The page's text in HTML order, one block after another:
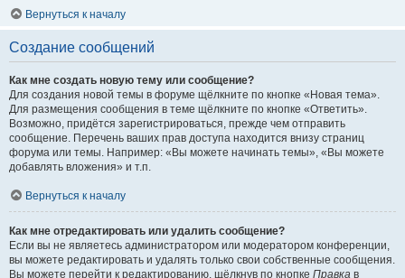
Вернуться к началу
Создание сообщений
Как мне создать новую тему или сообщение?
Для создания новой темы в форуме щёлкните по кнопке «Новая тема».
Для размещения сообщения в теме щёлкните по кнопке «Ответить».
Возможно, придётся зарегистрироваться, прежде чем отправить
сообщение. Перечень ваших прав доступа находится внизу страниц
форума или темы. Например: «Вы можете начинать темы», «Вы можете
добавлять вложения» и т.п.
Вернуться к началу
Как мне отредактировать или удалить сообщение?
Если вы не являетесь администратором или модератором конференции,
вы можете редактировать и удалять только свои собственные сообщения.
Вы можете перейти к редактированию, щёлкнув по кнопке Правка в